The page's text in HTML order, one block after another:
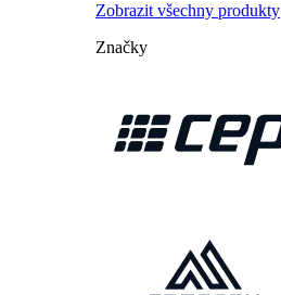
Zobrazit všechny produkty
Značky